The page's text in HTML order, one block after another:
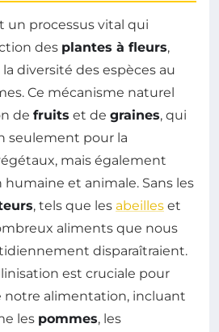
un processus vital qui
des plantes à fleurs,
diversité des espèces au
Ce mécanisme naturel
de fruits et de graines, qui
seulement pour la
mais également
humaine et animale. Sans les
, tels que les abeilles et
aliments que nous
disparaîtraient.
est cruciale pour
notre alimentation, incluant
les pommes, les